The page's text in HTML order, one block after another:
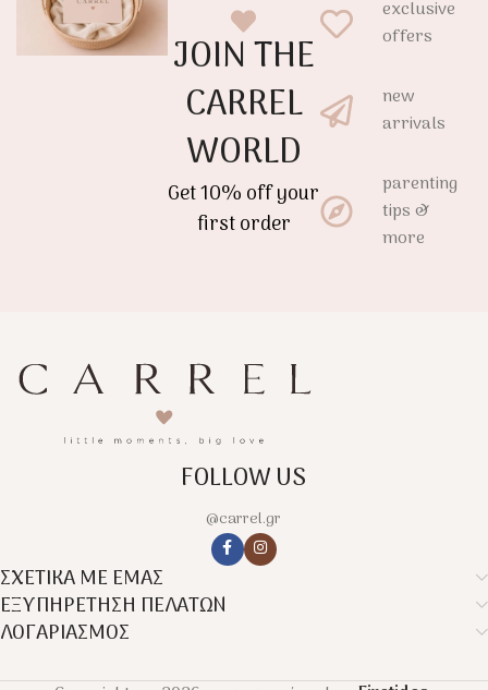
όραση και την ακοή του
μωρού από τους πρώτους
μήνες ζωής.
JOIN THE
CARREL
WORLD
Get 10% off your
first order
exclusive
offers
new
arrivals
parenting
tips &
more
FOLLOW US
@carrel.gr
ΣΧΕΤΙΚΑ ΜΕ ΕΜΑΣ
ΕΞΥΠΗΡΕΤΗΣΗ ΠΕΛΑΤΩΝ
ΛΟΓΑΡΙΑΣΜΟΣ